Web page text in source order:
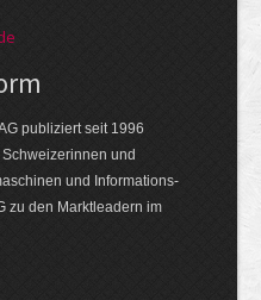
publiziert seit 1996
und
und Informations­
zu den Markt­leadern im